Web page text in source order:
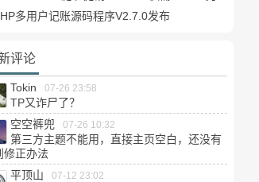
多用户记账源码程序V2.7.0发布
评论
Tokin 07-26 23:58
TP又诈尸了？
空空裤兜
07-26 10:32
第三方主题不能用，直接主页空白，还没有
修正办法
平顶山
07-12 23:02